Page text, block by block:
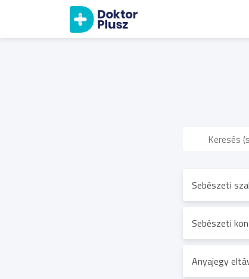
Sebészeti
Sebészeti
Anyajegy